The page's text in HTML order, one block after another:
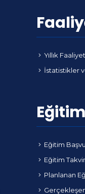
Yıllık
İstatistikler
Eğitim
Eğitim
Eğitim
Planlanan